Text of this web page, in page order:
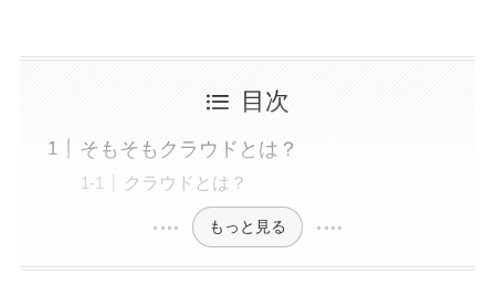
目次
そもそもクラウドとは？
クラウドとは？
もっと見る